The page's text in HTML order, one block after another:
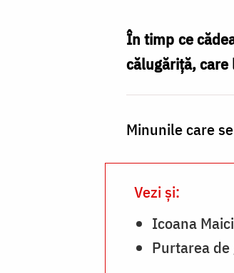
În timp ce
călugăriță, care
Minunile care
Vezi și:
Icoana
Purtarea